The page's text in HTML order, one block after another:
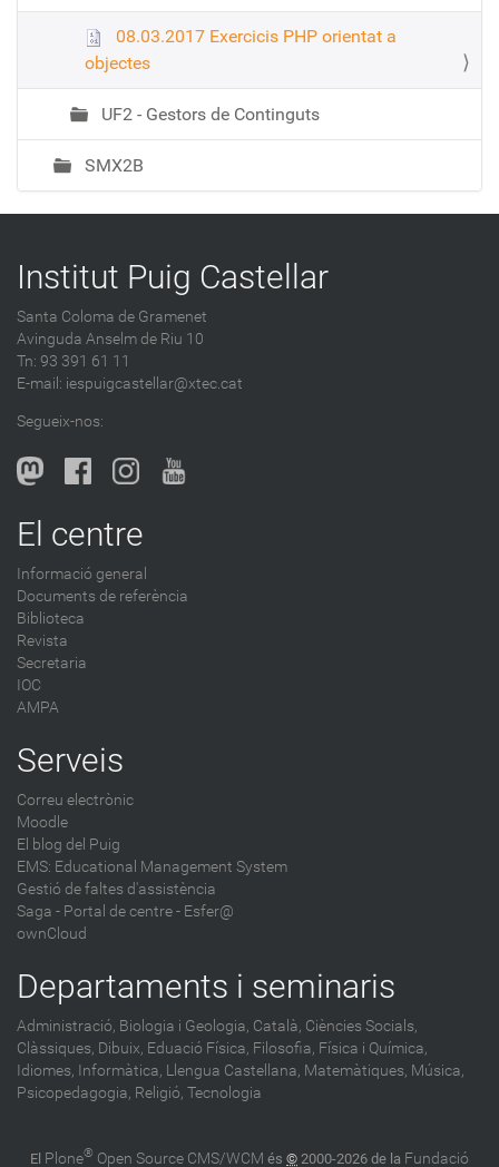
08.03.2017 Exercicis PHP orientat a
objectes
UF2 - Gestors de Continguts
SMX2B
Institut Puig Castellar
Santa Coloma de Gramenet
Avinguda Anselm de Riu 10
Tn: 93 391 61 11
E-mail: iespuigcastellar@xtec.cat
Segueix-nos:
El centre
Informació general
Documents de referència
Biblioteca
Revista
Secretaria
IOC
AMPA
Serveis
Correu electrònic
Moodle
El blog del Puig
EMS: Educational Management System
Gestió de faltes d'assistència
Saga - Portal de centre - Esfer@
ownCloud
Departaments i seminaris
Administració, Biologia i Geologia, Català, Ciències Socials,
Clàssiques, Dibuix, Eduació Física, Filosofia, Física i Química,
Idiomes, Informàtica, Llengua Castellana, Matemàtiques, Música,
Psicopedagogia, Religió, Tecnologia
El Plone® Open Source CMS/WCM és © 2000-2026 de la Fundació